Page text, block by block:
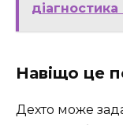
діагностика
Навіщо це
Дехто може